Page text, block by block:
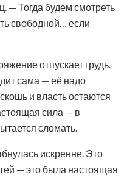
— Тогда будем смотреть
свободной… если
отпускает грудь.
сама — её надо
и власть остаются
сила — в
сломать.
искренне. Это
— это была настоящая